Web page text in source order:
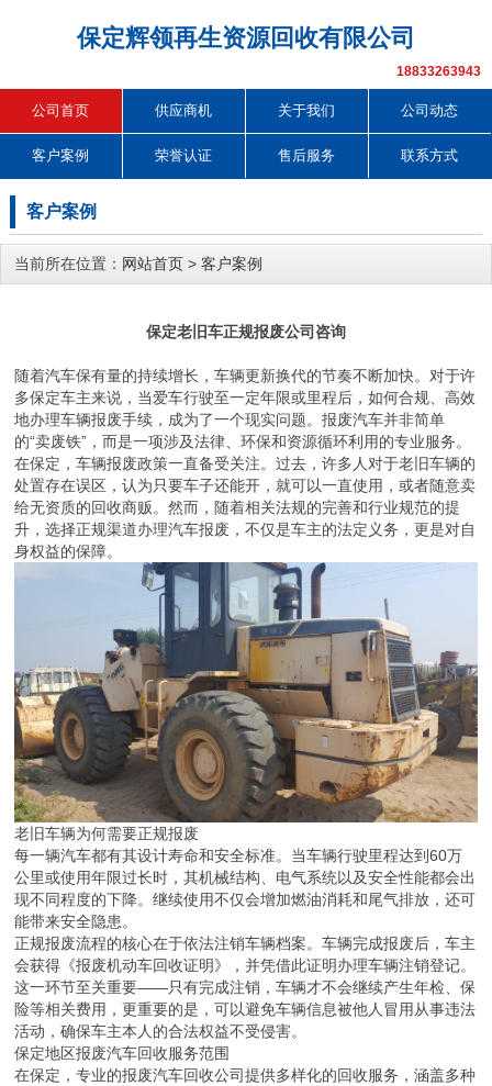
保定辉领再生资源回收有限公司
18833263943
公司首页 供应商机 关于我们 公司动态
客户案例 荣誉认证 售后服务 联系方式
客户案例
当前所在位置： 网站首页 > 客户案例
保定老旧车正规报废公司咨询
随着汽车保有量的持续增长，车辆更新换代的节奏不断加快。对于许
多保定车主来说，当爱车行驶至一定年限或里程后，如何合规、高效
地办理车辆报废手续，成为了一个现实问题。报废汽车并非简单
的“卖废铁”，而是一项涉及法律、环保和资源循环利用的专业服务。
在保定，车辆报废政策一直备受关注。过去，许多人对于老旧车辆的
处置存在误区，认为只要车子还能开，就可以一直使用，或者随意卖
给无资质的回收商贩。然而，随着相关法规的完善和行业规范的提
升，选择正规渠道办理汽车报废，不仅是车主的法定义务，更是对自
身权益的保障。
老旧车辆为何需要正规报废
每一辆汽车都有其设计寿命和安全标准。当车辆行驶里程达到60万
公里或使用年限过长时，其机械结构、电气系统以及安全性能都会出
现不同程度的下降。继续使用不仅会增加燃油消耗和尾气排放，还可
能带来安全隐患。
正规报废流程的核心在于依法注销车辆档案。车辆完成报废后，车主
会获得《报废机动车回收证明》，并凭借此证明办理车辆注销登记。
这一环节至关重要——只有完成注销，车辆才不会继续产生年检、保
险等相关费用，更重要的是，可以避免车辆信息被他人冒用从事违法
活动，确保车主本人的合法权益不受侵害。
保定地区报废汽车回收服务范围
在保定，专业的报废汽车回收公司提供多样化的回收服务，涵盖多种